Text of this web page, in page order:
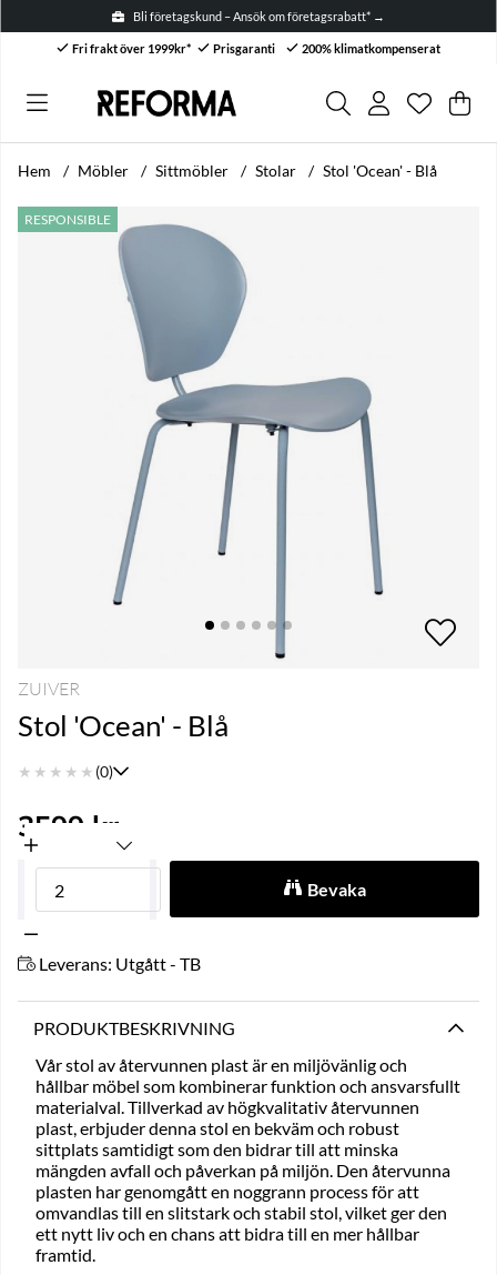
Bli företagskund – Ansök om företagsrabatt* →
Fri frakt över 1999kr* Prisgaranti 200% klimatkompenserat
Antal i
. .
Hem Möbler Sittmöbler Stolar Stol 'Ocean' - Blå
RESPONSIBLE
Produktbilder Stol 'Ocean' - Blå
ZUIVER
Stol 'Ocean' - Blå
★ ★ ★ ★ ★ (0)
3599 kr
Bevaka
Leverans: Utgått - TB
PRODUKTBESKRIVNING
Vår stol av återvunnen plast är en miljövänlig och
hållbar möbel som kombinerar funktion och ansvarsfullt
materialval. Tillverkad av högkvalitativ återvunnen
plast, erbjuder denna stol en bekväm och robust
sittplats samtidigt som den bidrar till att minska
mängden avfall och påverkan på miljön. Den återvunna
plasten har genomgått en noggrann process för att
omvandlas till en slitstark och stabil stol, vilket ger den
ett nytt liv och en chans att bidra till en mer hållbar
framtid.